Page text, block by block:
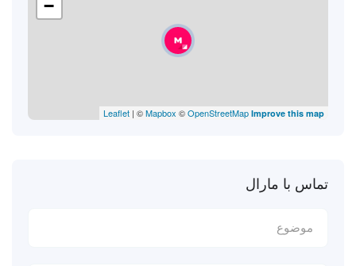
−
Leaflet | ©Mapbox ©OpenStreetMap Improve this map
تماس با مارال